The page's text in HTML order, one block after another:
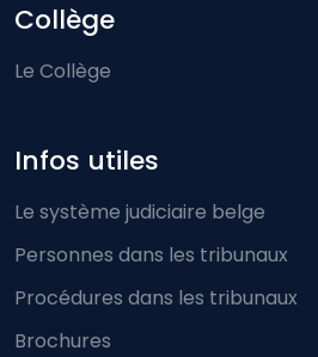
Collège
Le Collège
Infos utiles
Le système judiciaire belge
Personnes dans les tribunaux
Procédures dans les tribunaux
Brochures